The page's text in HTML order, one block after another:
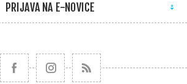
PRIJAVA NA E-NOVICE